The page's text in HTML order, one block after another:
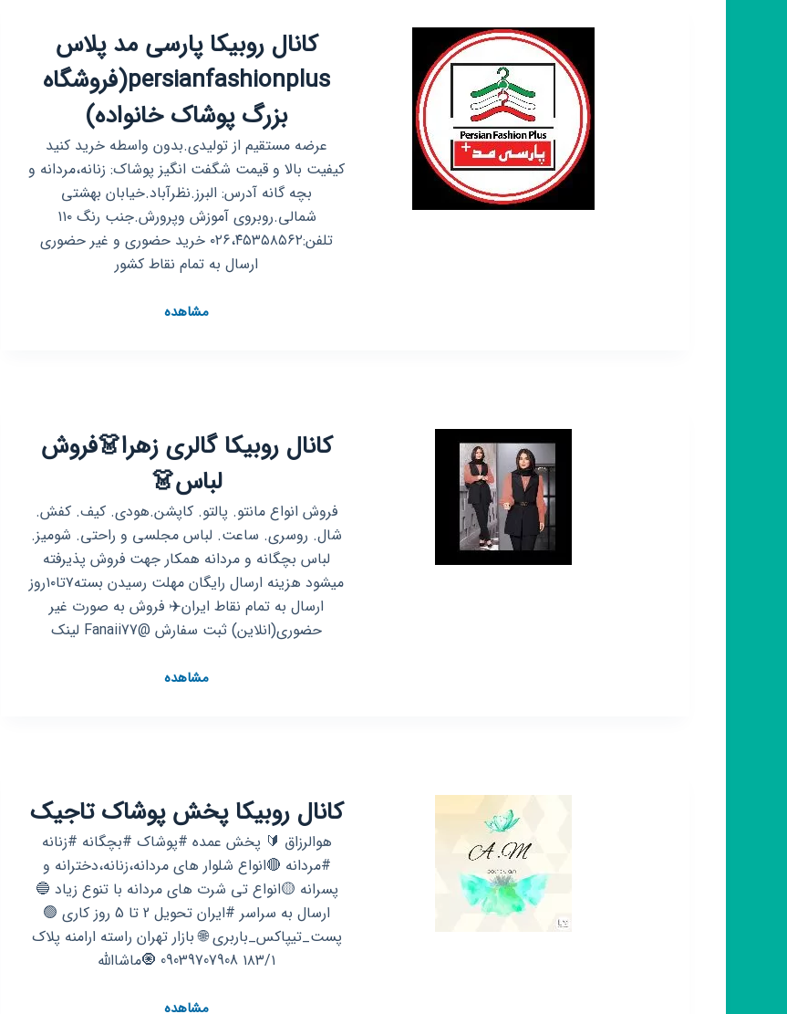
منزل
)
کانال روبیکا پارسی مد پلاس
persianfashionplus(فروشگاه
بزرگ پوشاک خانواده)
عرضه مستقیم از تولیدی.بدون واسطه خرید کنید
کیفیت بالا و قیمت شگفت انگیز پوشاک: زنانه،مردانه و
بچه گانه آدرس: البرز.نظرآباد.خیابان بهشتی
شمالی.روبروی آموزش وپرورش.جنب رنگ ۱۱۰
تلفن:۰۲۶،۴۵۳۵۸۵۶۲ خرید حضوری و غیر حضوری
ارسال به تمام نقاط کشور
مشاهدهکانال
بزرگ
پوشاک
خانواده)
کانال روبیکا گالری زهرا👗فروش
لباس👗
فروش انواع مانتو. پالتو. کاپشن.هودی. کیف. کفش.
شال. روسری. ساعت. لباس مجلسی و راحتی. شومیز.
لباس بچگانه و مردانه همکار جهت فروش پذیرفته
میشود هزینه ارسال رایگان مهلت رسیدن بسته۷تا۱۰روز
ارسال به تمام نقاط ایران✈️ فروش به صورت غیر
حضوری(انلاین) ثبت سفارش @Fanaii77 لینک
مشاهدهکانال
لباس
👗
کانال روبیکا پخش پوشاک تاجیک
هوالرزاق 🔰 پخش عمده #پوشاک #بچگانه #زنانه
#مردانه 🔴انواع شلوار های مردانه،زنانه،دخترانه و
پسرانه 🟡انواع تی شرت های مردانه با تنوع زیاد 🔵
ارسال به سراسر #ایران تحویل 2 تا 5 روز کاری 🟢
پست_تیپاکس‌_باربری 🌐 بازار تهران راسته ارامنه پلاک
۱۸۳/۱ 09039707908 🧿ماشاالله
مشاهدهکانال